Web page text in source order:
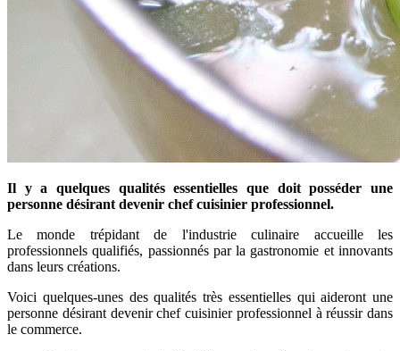
Il y a quelques qualités essentielles que doit posséder une
personne désirant devenir chef cuisinier professionnel.
Le monde trépidant de l'industrie culinaire accueille les
professionnels qualifiés, passionnés par la gastronomie et innovants
dans leurs créations.
Voici quelques-unes des qualités très essentielles qui aideront une
personne désirant devenir chef cuisinier professionnel à réussir dans
le commerce.